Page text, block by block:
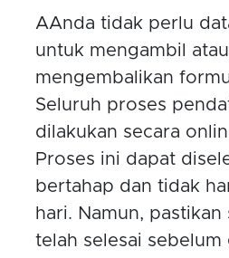
AAnda tidak perlu
untuk mengambil atau
mengembalikan
Seluruh proses
dilakukan secara
Proses ini dapat
bertahap dan tidak
hari. Namun,
telah selesai sebelum